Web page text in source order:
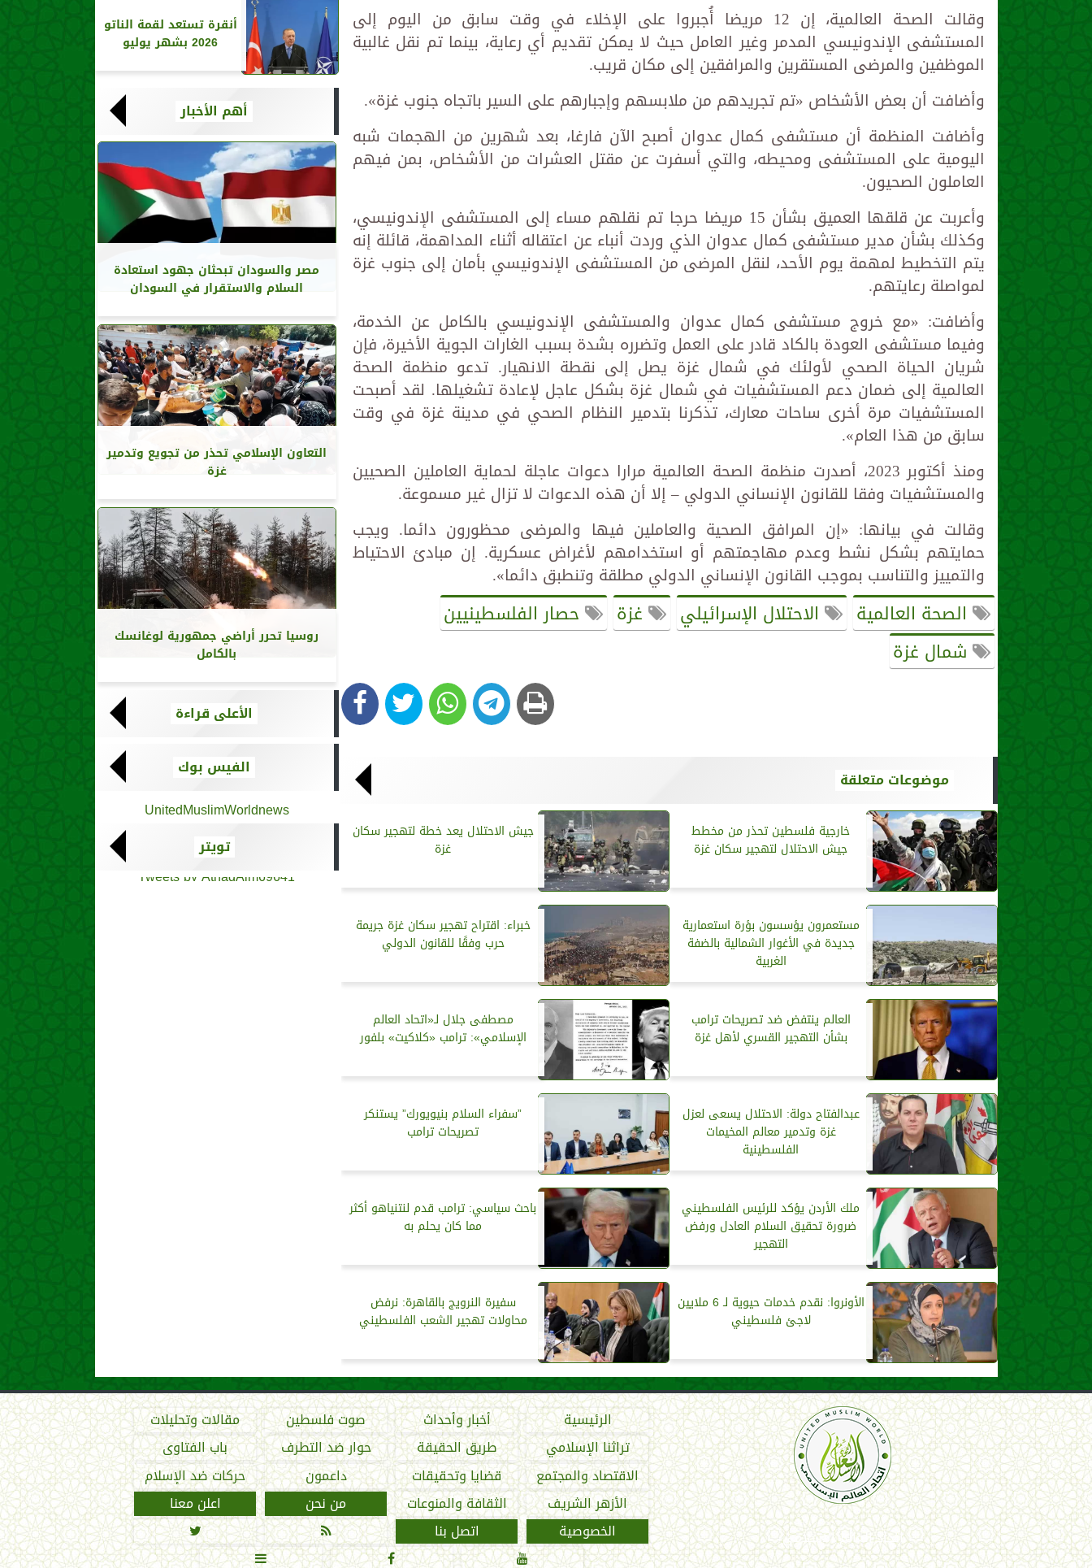
وقالت الصحة العالمية، إن 12 مريضا أُجبروا على الإخلاء في وقت سابق من اليوم إلى
المستشفى الإندونيسي المدمر وغير العامل حيث لا يمكن تقديم أي رعاية، بينما تم نقل غالبية
الموظفين والمرضى المستقرين والمرافقين إلى مكان قريب.
وأضافت أن بعض الأشخاص «تم تجريدهم من ملابسهم وإجبارهم على السير باتجاه جنوب غزة».
وأضافت المنظمة أن مستشفى كمال عدوان أصبح الآن فارغا، بعد شهرين من الهجمات شبه
اليومية على المستشفى ومحيطه، والتي أسفرت عن مقتل العشرات من الأشخاص، بمن فيهم
العاملون الصحيون.
وأعربت عن قلقها العميق بشأن 15 مريضا حرجا تم نقلهم مساء إلى المستشفى الإندونيسي،
وكذلك بشأن مدير مستشفى كمال عدوان الذي وردت أنباء عن اعتقاله أثناء المداهمة، قائلة إنه
يتم التخطيط لمهمة يوم الأحد، لنقل المرضى من المستشفى الإندونيسي بأمان إلى جنوب غزة
لمواصلة رعايتهم.
وأضافت: «مع خروج مستشفى كمال عدوان والمستشفى الإندونيسي بالكامل عن الخدمة،
وفيما مستشفى العودة بالكاد قادر على العمل وتضرره بشدة بسبب الغارات الجوية الأخيرة، فإن
شريان الحياة الصحي لأولئك في شمال غزة يصل إلى نقطة الانهيار. تدعو منظمة الصحة
العالمية إلى ضمان دعم المستشفيات في شمال غزة بشكل عاجل لإعادة تشغيلها. لقد أصبحت
المستشفيات مرة أخرى ساحات معارك، تذكرنا بتدمير النظام الصحي في مدينة غزة في وقت
سابق من هذا العام».
ومنذ أكتوبر 2023، أصدرت منظمة الصحة العالمية مرارا دعوات عاجلة لحماية العاملين الصحيين
والمستشفيات وفقا للقانون الإنساني الدولي – إلا أن هذه الدعوات لا تزال غير مسموعة.
وقالت في بيانها: «إن المرافق الصحية والعاملين فيها والمرضى محظورون دائما. ويجب
حمايتهم بشكل نشط وعدم مهاجمتهم أو استخدامهم لأغراض عسكرية. إن مبادئ الاحتياط
والتمييز والتناسب بموجب القانون الإنساني الدولي مطلقة وتنطبق دائما».
الصحة العالمية الاحتلال الإسرائيلي غزة
حصار الفلسطينيين
شمال غزة
موضوعات متعلقة
خارجية فلسطين تحذر من مخطط
جيش الاحتلال لتهجير سكان غزة
جيش الاحتلال يعد خطة لتهجير سكان
غزة
مستعمرون يؤسسون بؤرة استعمارية
جديدة في الأغوار الشمالية بالضفة
الغربية
خبراء: اقتراح تهجير سكان غزة جريمة
حرب وفقًا للقانون الدولي
العالم ينتفض ضد تصريحات ترامب
بشأن التهجير القسري لأهل غزة
مصطفى جلال لـ«اتحاد العالم
الإسلامي»: ترامب «كلاكيت» بلفور
عبدالفتاح دولة: الاحتلال يسعى لعزل
غزة وتدمير معالم المخيمات
الفلسطينية
”سفراء السلام بنيويورك” يستنكر
تصريحات ترامب
ملك الأردن يؤكد للرئيس الفلسطيني
ضرورة تحقيق السلام العادل ورفض
التهجير
باحث سياسي: ترامب قدم لنتنياهو أكثر
مما كان يحلم به
الأونروا: نقدم خدمات حيوية لـ 6 ملايين
لاجئ فلسطيني
سفيرة النرويج بالقاهرة: نرفض
محاولات تهجير الشعب الفلسطيني
أنقرة تستعد لقمة الناتو
2026 بشهر يوليو
أهم الأخبار
مصر والسودان تبحثان جهود استعادة
السلام والاستقرار في السودان
التعاون الإسلامي تحذر من تجويع وتدمير
غزة
روسيا تحرر أراضي جمهورية لوغانسك
بالكامل
الأعلى قراءة
الفيس بوك
UnitedMuslimWorldnews
تويتر
Tweets by AthadAlm69641
اتحاد العالم الإسلامي
الرئيسية أخبار وأحداث صوت فلسطين
مقالات وتحليلات
تراثنا الإسلامي
طريق الحقيقة حوار ضد التطرف
باب الفتاوى
الاقتصاد والمجتمع
قضايا وتحقيقات داعمون
حركات ضد الإسلام
الأزهر الشريف
الثقافة والمنوعات من نحن
اعلن معنا
الخصوصية
اتصل بنا 



